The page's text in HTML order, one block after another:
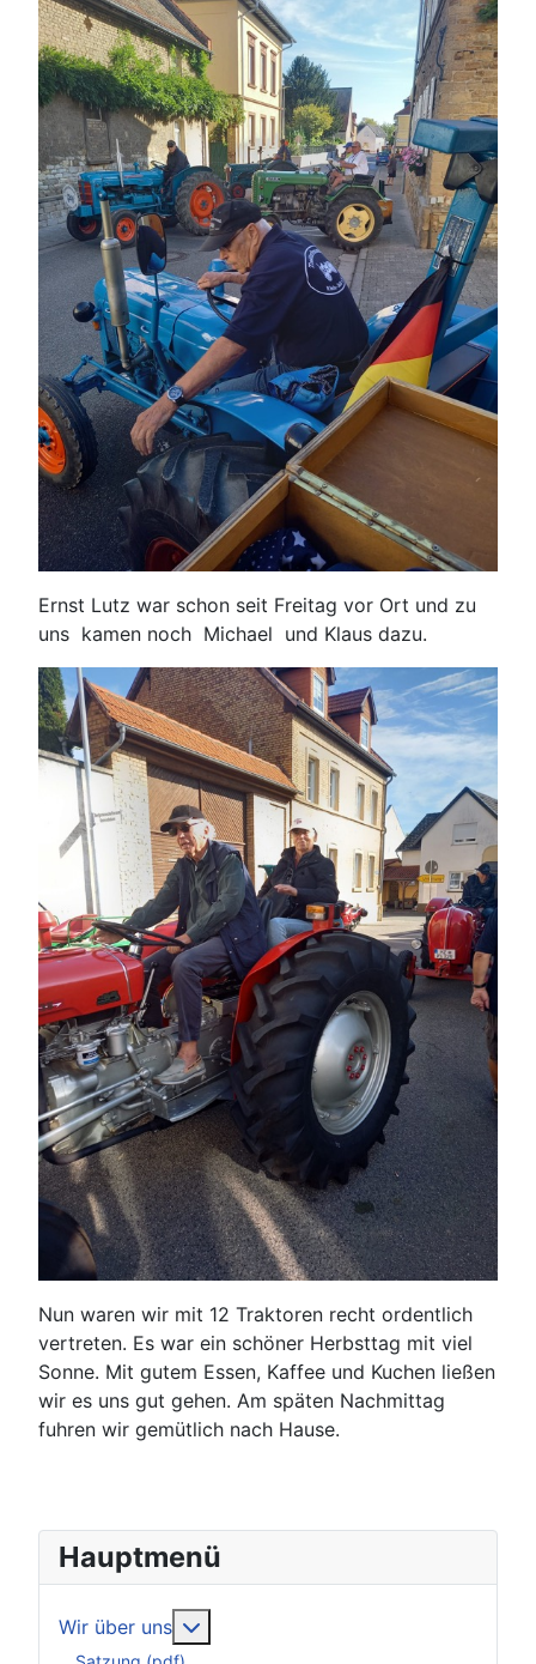
Ernst Lutz war schon seit Freitag vor Ort und zu
uns kamen noch Michael und Klaus dazu.
Nun waren wir mit 12 Traktoren recht ordentlich
vertreten. Es war ein schöner Herbsttag mit viel
Sonne. Mit gutem Essen, Kaffee und Kuchen ließen
wir es uns gut gehen. Am späten Nachmittag
fuhren wir gemütlich nach Hause.
Hauptmenü
Wir über uns